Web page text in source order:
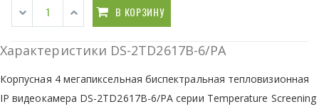
В КОРЗИНУ
Характеристики DS-2TD2617B-6/PA
Корпусная 4 мегапиксельная биспектральная тепловизионная
IP видеокамера DS-2TD2617B-6/PA серии Temperature Screening